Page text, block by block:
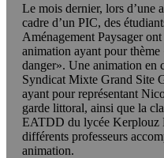
Le mois dernier, lors d’une
cadre d’un PIC, des
Aménagement Paysager
animation ayant pour
danger». Une animation en
Syndicat Mixte Grand Site
ayant pour représentant
garde littoral, ainsi que la
EATDD du lycée Kerplouz
différents professeurs
animation.